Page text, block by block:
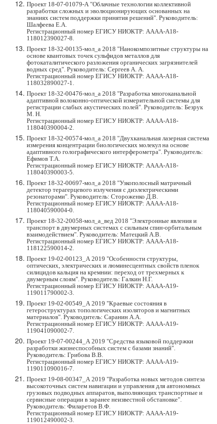
Проект 18-07-01079-А "Облачные технологии коллективной
разработки сложных и эволюционирующих основанных на
знаниях систем поддержки принятия решений". Руководитель:
Шалфеева Е.А.
Регистрационный номер ЕГИСУ НИОКТР: АААА-А18-
118012390027-8.
Проект 18-32-00135-мол_а 2018 "Нанокомпозитные структуры на
основе квантовых точек сульфидов металлов для
фотокаталитического разложения органических загрязнителей
водных сред". Руководитель: Cергеев А. А.
Регистрационный номер ЕГИСУ НИОКТР: АААА-А18-
118032890027-1.
Проект 18-32-00476-мол_а 2018 "Разработка многоканальной
адаптивной волоконно-оптической измерительной системы для
регистрации слабых акустических полей". Руководитель: Безрук
М. Н.
Регистрационный номер ЕГИСУ НИОКТР: АААА-А18-
118040390004-2.
Проект 18-32-00574-мол_а 2018 "Двухканальная лазерная система
измерения концентрации биологических молекул на основе
адаптивного голографического интерферометра". Руководитель:
Ефимов Т.А.
Регистрационный номер ЕГИСУ НИОКТР: АААА-А18-
118040390003-5.
Проект 18-32-00697-мол_а 2018 "Узкополосный матричный
детектор терагерцевого излучения с диэлектрическими
резонаторами". Руководитель: Стороженко Д.В.
Регистрационный номер ЕГИСУ НИОКТР: АААА-А18-
118040590004-0.
Проект 18-32-20058-мол_а_вед 2018 "Электронные явления и
транспорт в двумерных системах с сильным спин-орбитальным
взаимодействием". Руководитель: Матецкий А.В.
Регистрационный номер ЕГИСУ НИОКТР: АААА-А18-
118122590014-2.
Проект 19-02-00123_А 2019 "Особенности структуры,
оптических, электрических и люминесцентных свойств пленок
силицидов кальция на кремнии: переход от трехмерных к
двумерным слоям". Руководитель: Галкин Н.Г.
Регистрационный номер ЕГИСУ НИОКТР: АААА-А19-
119011790002-3.
Проект 19-02-00549_А 2019 "Краевые состояния в
гетероструктурах топологических изоляторов и магнитных
материалов". Руководитель: Саранин А.А.
Регистрационный номер ЕГИСУ НИОКТР: АААА-А19-
119041090002-7.
Проект 19-07-00244_А 2019 "Средства языковой поддержки
разработки жизнеспособных систем с базами знаний".
Руководитель: Грибова В.В.
Регистрационный номер ЕГИСУ НИОКТР: АААА-А19-
119011090016-7.
Проект 19-08-00347_А 2019 "Разработка новых методов синтеза
высокоточных систем навигации и управления для автономных
грузовых подводных аппаратов, выполняющих транспортные и
сервисные операции в заранее неизвестной обстановке".
Руководитель: Филаретов В.Ф.
Регистрационный номер ЕГИСУ НИОКТР: АААА-А19-
119012490002-3.